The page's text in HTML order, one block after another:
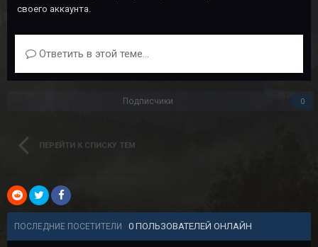
своего аккаунта.
Ответить в этой теме...
Подписчики 0
ПЕРЕЙТИ К СПИСКУ ТЕМ
ПОСЛЕДНИЕ ПОСЕТИТЕЛИ 0 ПОЛЬЗОВАТЕЛЕЙ ОНЛАЙН